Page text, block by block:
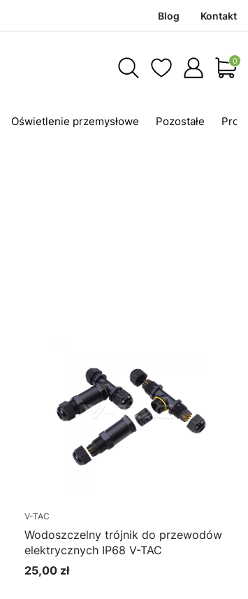
Blog Kontakt
Oświetlenie przemysłowe Pozostałe
V-TAC
Wodoszczelny trójnik do przewodów
elektrycznych IP68 V-TAC
Cena
25,00 zł